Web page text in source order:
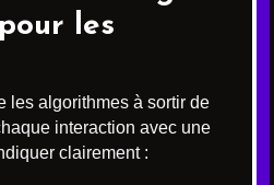
les
les algorithmes à sortir de
interaction avec une
clairement :